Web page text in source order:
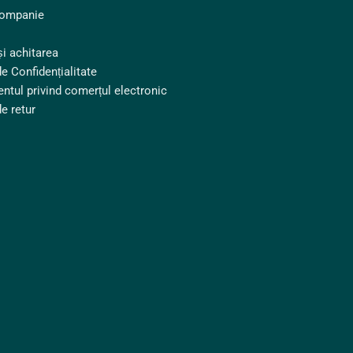
achitarea
Confidențialitate
privind comerțul electronic
retur